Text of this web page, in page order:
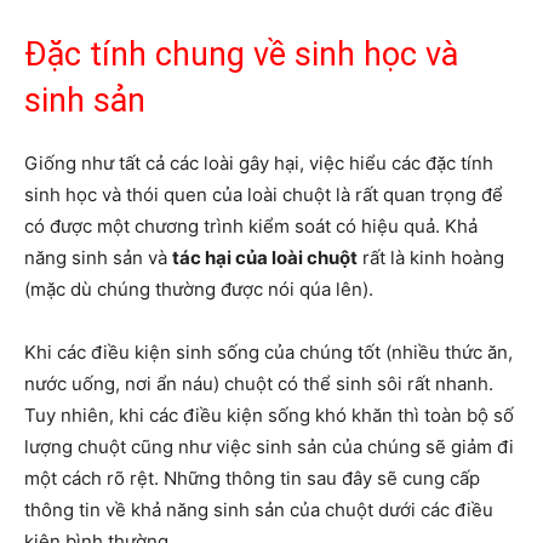
Đặc tính chung về sinh học và
sinh sản
Giống như tất cả các loài gây hại, việc hiểu các đặc tính
sinh học và thói quen của loài chuột là rất quan trọng để
có được một chương trình kiểm soát có hiệu quả. Khả
năng sinh sản và tác hại của loài chuột rất là kinh hoàng
(mặc dù chúng thường được nói qúa lên).
Khi các điều kiện sinh sống của chúng tốt (nhiều thức ăn,
nước uống, nơi ẩn náu) chuột có thể sinh sôi rất nhanh.
Tuy nhiên, khi các điều kiện sống khó khăn thì toàn bộ số
lượng chuột cũng như việc sinh sản của chúng sẽ giảm đi
một cách rõ rệt. Những thông tin sau đây sẽ cung cấp
thông tin về khả năng sinh sản của chuột dưới các điều